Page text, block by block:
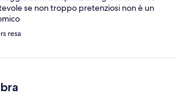
steps down and 200 up again as our way of
drink! The pool and bar were open
read before (9pm) and breakfast each
maids came every few days to give
se non troppo pretenziosi non è un
resa